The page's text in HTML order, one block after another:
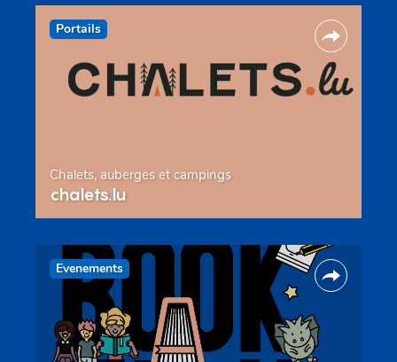
Portails
Chalets, auberges et campings
chalets.lu
Evenements